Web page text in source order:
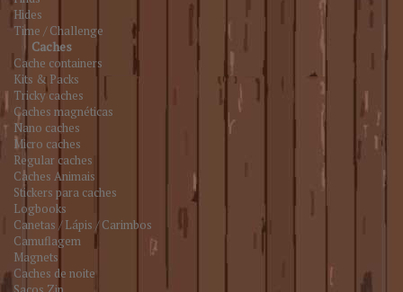
Hides
Time / Challenge
Caches
Cache containers
Kits & Packs
Tricky caches
Caches magnéticas
Nano caches
Micro caches
Regular caches
Caches Animais
Stickers para caches
Logbooks
Canetas / Lápis / Carimbos
Camuflagem
Magnets
Caches de noite